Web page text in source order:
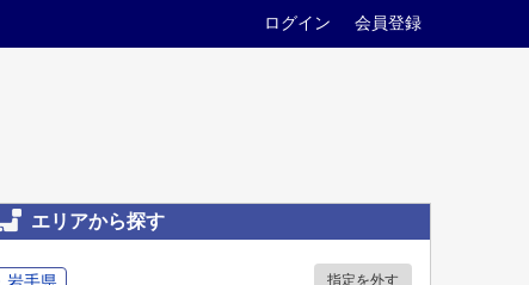
ログイン 会員登録
エリアから探す
岩手県 指定を外す